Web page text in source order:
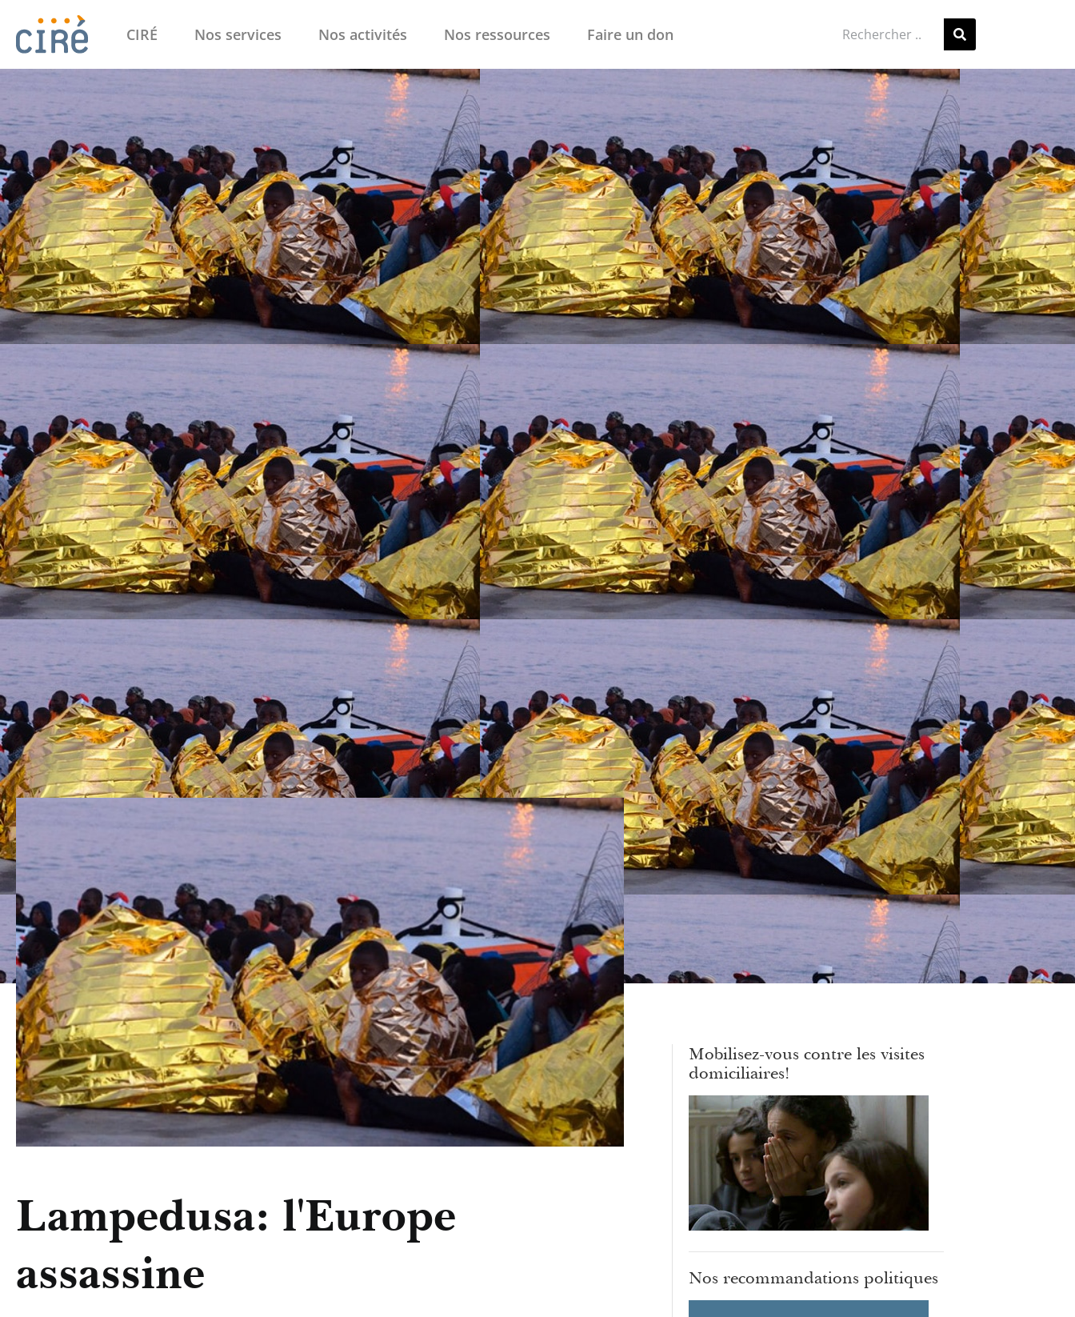
CIRÉ Nos services Nos activités Nos ressources Faire un don
Lampedusa: l'Europe
assassine
Mobilisez-vous contre les visites
domiciliaires!
Nos recommandations politiques